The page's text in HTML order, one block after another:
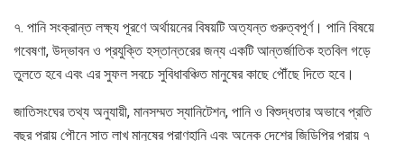
৭. পানি সংক্রান্ত লক্ষ্য পূরণে অর্থায়নের বিষয়টি অত্যন্ত গুরুত্বপূর্ণ। পানি বিষয়ে
গবেষণা, উদ্ভাবন ও প্রযুক্তি হস্তান্তরের জন্য একটি আন্তর্জাতিক হতবিল গড়ে
তুলতে হবে এবং এর সুফল সবচে সুবিধাবঞ্চিত মানুষের কাছে পৌঁছে দিতে হবে।
জাতিসংঘের তথ্য অনুযায়ী, মানসম্মত স্যানিটেশন, পানি ও বিশুদ্ধতার অভাবে প্রতি
বছর প্রায় পৌনে সাত লাখ মানুষের প্রাণহানি এবং অনেক দেশের জিডিপির প্রায় ৭